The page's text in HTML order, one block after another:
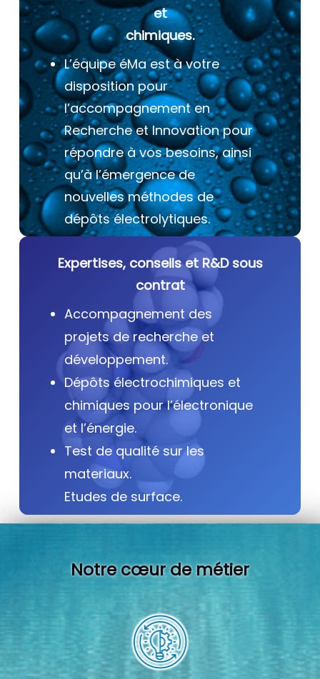
et
chimiques.
L’équipe éMa est à votre
disposition pour
l’accompagnement en
Recherche et Innovation pour
répondre à vos besoins, ainsi
qu’à l’émergence de
nouvelles méthodes de
dépôts électrolytiques.
Expertises, conseils et R&D sous
contrat
Accompagnement des
projets de recherche et
développement.
Dépôts électrochimiques et
chimiques pour l’électronique
et l’énergie.
Test de qualité sur les
materiaux.
Etudes de surface.
Notre cœur de métier